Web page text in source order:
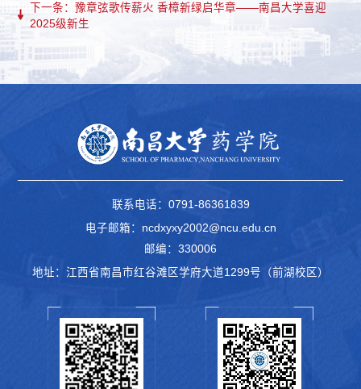
下一条：豫章弦歌传薪火 香樟新绿启华章——南昌大学喜迎
2025级新生
联系电话：0791-86361839
电子邮箱：ncdxyxy2002@ncu.edu.cn
邮编：330006
地址：江西省南昌市红谷滩区学府大道1299号（前湖校区）